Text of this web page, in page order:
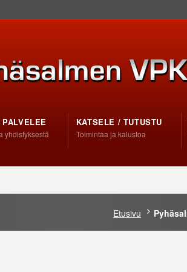
yhdistyksestä
KATSELE / TUTUSTU
Toimintaa ja kalustoa
Etusivu